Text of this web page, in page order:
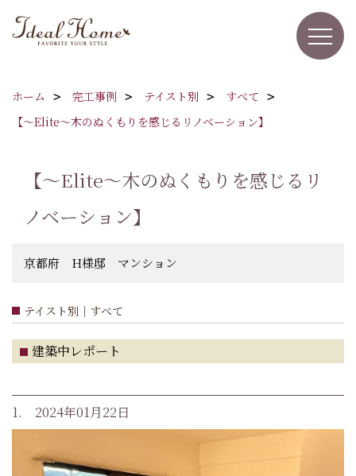
ホーム 完工事例 テイスト別
すべて
【～Elite～木のぬくもりを感じるリノベーション】
【～Elite～木のぬくもりを感じるリ
ノベーション】
京都府 H様邸 マンション
テイスト別｜すべて
建築中レポート
1. 2024年01月22日